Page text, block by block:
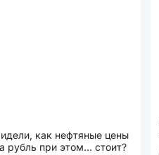
как нефтяные цены
рубль при этом... стоит?